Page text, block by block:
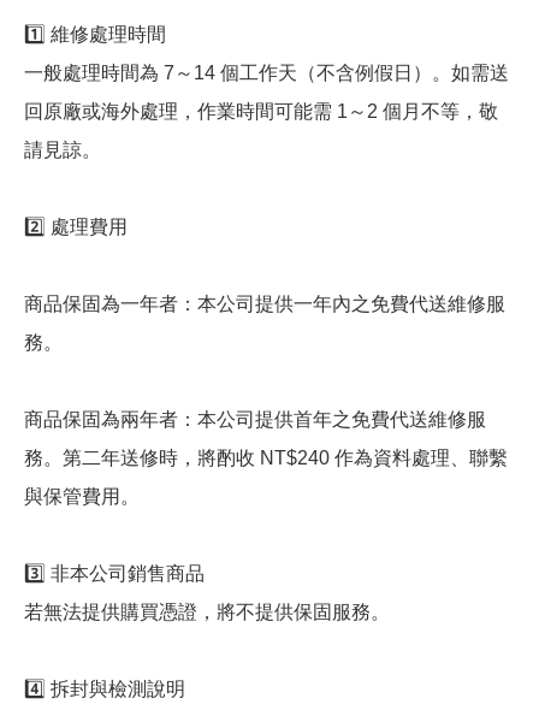
1️⃣ 維修處理時間
一般處理時間為 7～14 個工作天（不含例假日）。如需送
回原廠或海外處理，作業時間可能需 1～2 個月不等，敬
請見諒。
2️⃣ 處理費用
商品保固為一年者：本公司提供一年內之免費代送維修服
務。
商品保固為兩年者：本公司提供首年之免費代送維修服
務。第二年送修時，將酌收 NT$240 作為資料處理、聯繫
與保管費用。
3️⃣ 非本公司銷售商品
若無法提供購買憑證，將不提供保固服務。
4️⃣ 拆封與檢測說明